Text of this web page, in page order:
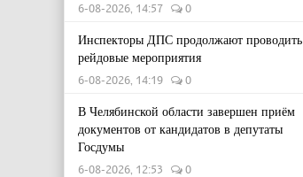
6-08-2026, 14:57 0
Инспекторы ДПС продолжают проводить
рейдовые мероприятия
6-08-2026, 14:19 0
В Челябинской области завершен приём
документов от кандидатов в депутаты
Госдумы
6-08-2026, 12:53 0